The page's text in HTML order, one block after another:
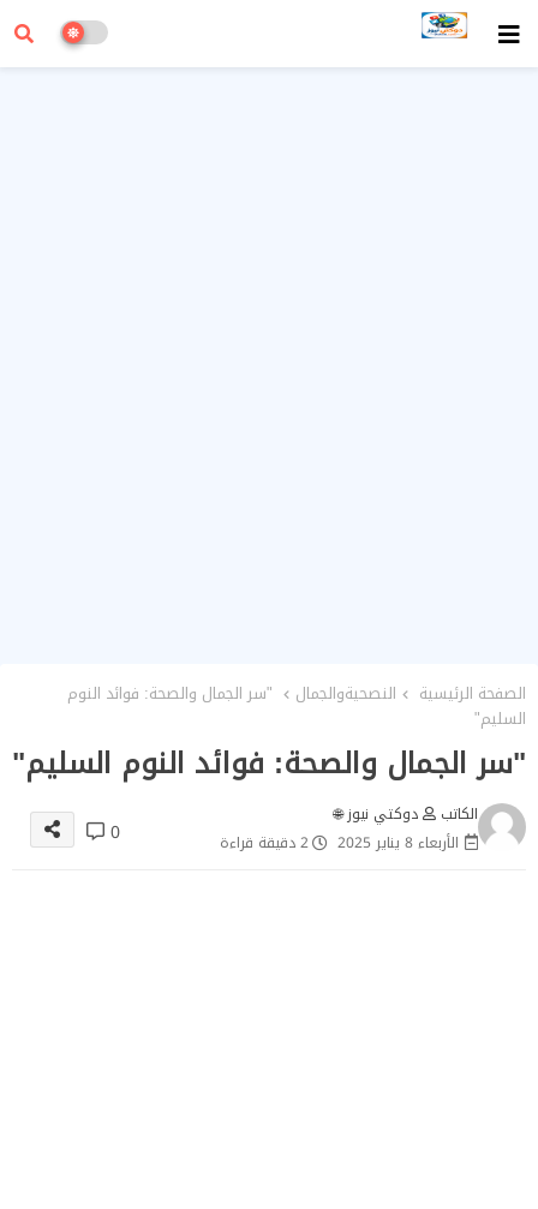
الصفحة الرئيسية النصحيةوالجمال
"سر الجمال والصحة: فوائد النوم
السليم"
"سر الجمال والصحة: فوائد النوم السليم"
الكاتب
دوكتي نيوز 🌐
الأربعاء 8 يناير 2025
2 دقيقة قراءة 0